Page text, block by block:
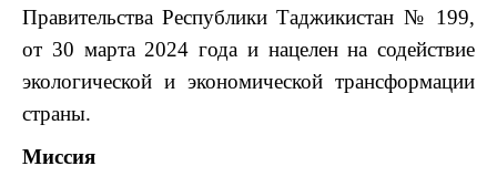
Правительства Республики Таджикистан № 199,
от 30 марта 2024 года и нацелен на содействие
экологической и экономической трансформации
страны.
Миссия